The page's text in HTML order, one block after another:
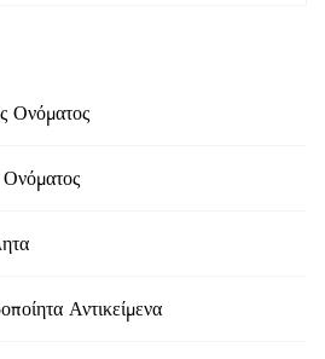
Ονόματος
Ονόματος
Αντικείμενα